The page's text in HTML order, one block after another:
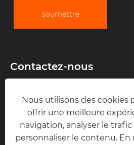
soumettre
Contactez-nous
+86-574-87167707
Nous utilisons des cookies
offrir une meilleure
navigation, analyser le
personnaliser le contenu. En